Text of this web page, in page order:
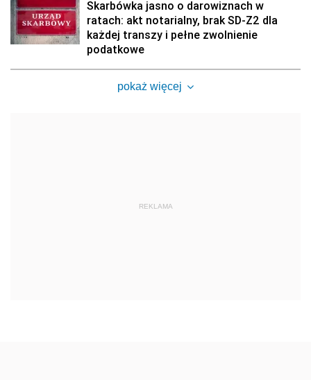
Skarbówka jasno o darowiznach w
ratach: akt notarialny, brak SD-Z2 dla
każdej transzy i pełne zwolnienie
podatkowe
pokaż więcej
REKLAMA